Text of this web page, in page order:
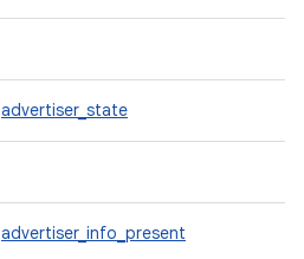
advertiser_state
advertiser_info_present